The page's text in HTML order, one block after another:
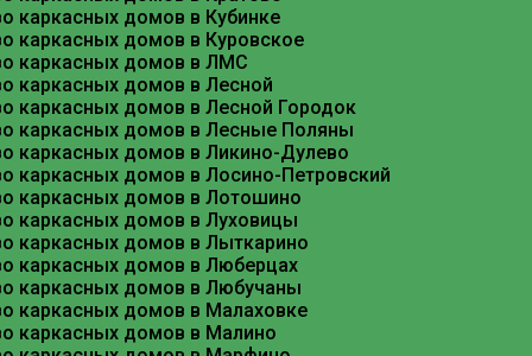
каркасных домов в Кубинке
каркасных домов в Куровское
каркасных домов в ЛМС
каркасных домов в Лесной
каркасных домов в Лесной Городок
каркасных домов в Лесные Поляны
каркасных домов в Ликино-Дулево
каркасных домов в Лосино-Петровский
каркасных домов в Лотошино
каркасных домов в Луховицы
каркасных домов в Лыткарино
каркасных домов в Люберцах
каркасных домов в Любучаны
каркасных домов в Малаховке
каркасных домов в Малино
Нижняя обвязка и черновой пол
После монтажа фундамента укладывается
50х150 мм с шагом 600 мм), укладывается
Возведение стен
Стены собираются из сухой строганой доски
пароизоляция «Изоспан Б», а с внешней —
Монтаж кровли
Крыша может быть двускатной или ломаной
под кровельный материал. В качестве покрытия
Стоимость строительства во Фрязино
Цена на строительство каркасного дома «под